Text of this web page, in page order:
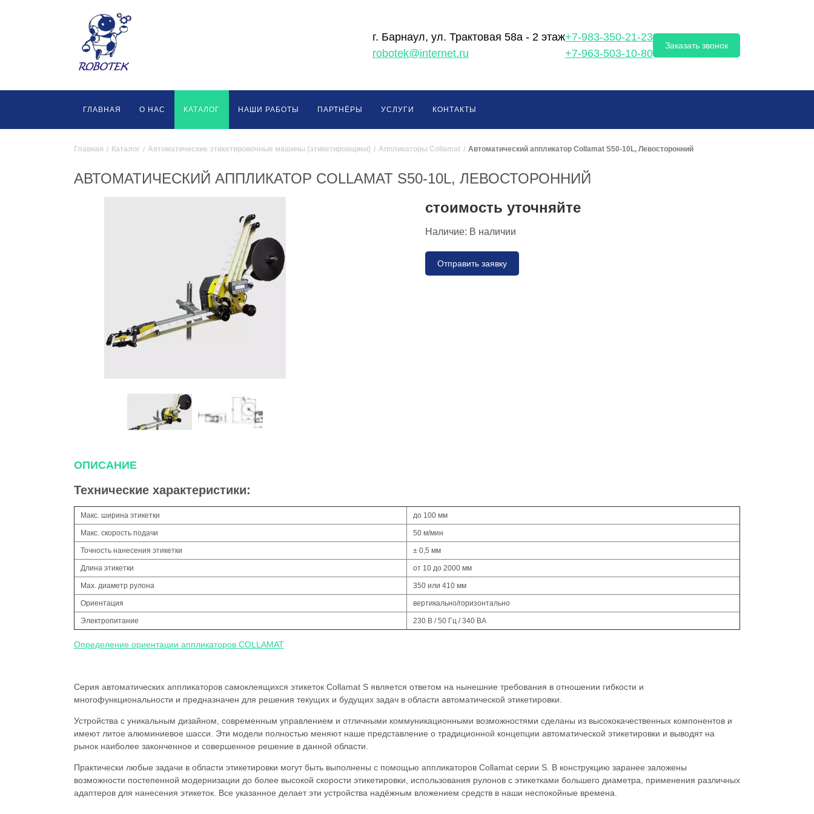
г. Барнаул, ул. Трактовая 58а - 2 этаж
robotek@internet.ru
+7-983-350-21-23
+7-963-503-10-80
Заказать звонок
ГЛАВНАЯ О НАС КАТАЛОГ НАШИ РАБОТЫ ПАРТНЁРЫ УСЛУГИ КОНТАКТЫ
Главная Каталог Автоматические этикетировочные машины (этикетировщики) Аппликаторы Collamat Автоматический аппликатор Collamat S50-10L, Левосторонний
АВТОМАТИЧЕСКИЙ АППЛИКАТОР COLLAMAT S50-10L, ЛЕВОСТОРОННИЙ
стоимость уточняйте
Наличие: В наличии
Отправить заявку
ОПИСАНИЕ
Технические характеристики:
Макс. ширина этикетки до 100 мм
Макс. скорость подачи 50 м/мин
Точность нанесения этикетки ± 0,5 мм
Длина этикетки от 10 до 2000 мм
Max. диаметр рулона 350 или 410 мм
Ориентация вертикально/горизонтально
Электропитание 230 В / 50 Гц / 340 ВА
Определение ориентации аппликаторов COLLAMAT
Серия автоматических аппликаторов самоклеящихся этикеток Collamat S является ответом на нынешние требования в отношении гибкости и
многофункциональности и предназначен для решения текущих и будущих задач в области автоматической этикетировки.
Устройства с уникальным дизайном, современным управлением и отличными коммуникационными возможностями сделаны из высококачественных компонентов и
имеют литое алюминиевое шасси. Эти модели полностью меняют наше представление о традиционной концепции автоматической этикетировки и выводят на
рынок наиболее законченное и совершенное решение в данной области.
Практически любые задачи в области этикетировки могут быть выполнены с помощью аппликаторов Collamat серии S. В конструкцию заранее заложены
возможности постепенной модернизации до более высокой скорости этикетировки, использования рулонов с этикетками большего диаметра, применения различных
адаптеров для нанесения этикеток. Все указанное делает эти устройства надёжным вложением средств в наши неспокойные времена.